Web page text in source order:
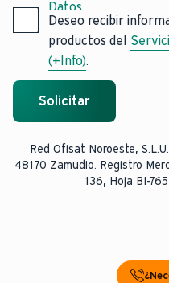
Datos.
Deseo recibir
productos del
(+Info).
Solicitar
Red Ofisat Noroeste,
48170 Zamudio. Registro
136, Hoja BI-